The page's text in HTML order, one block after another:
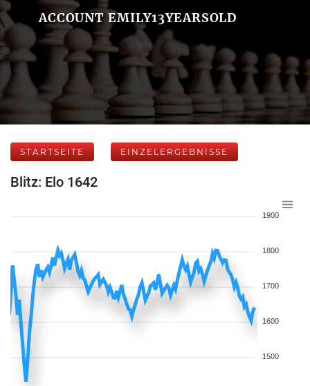
ACCOUNT EMILY13YEARSOLD
STARTSEITE EINZELERGEBNISSE
Blitz: Elo 1642
1900
1800
1700
1600
1500